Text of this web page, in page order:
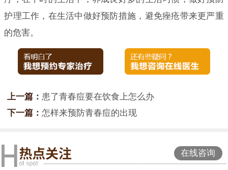
护理工作，在生活中做好预防措施，避免痤疮带来更严重
的危害。
上一篇： 患了青春痘要在饮食上怎么办
下一篇： 怎样来预防青春痘的出现
在线咨询